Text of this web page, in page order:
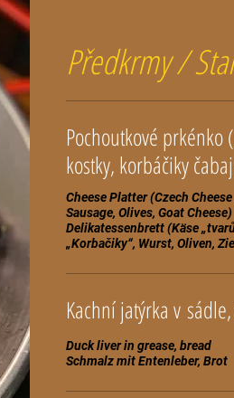
Předkrmy /
Pochoutkové
Cheese Platter (Czech
Sausage, Olives, Goat Cheese)
Delikatessenbrett (Käse
Kachní jatýrka v
Duck liver in grease, bread